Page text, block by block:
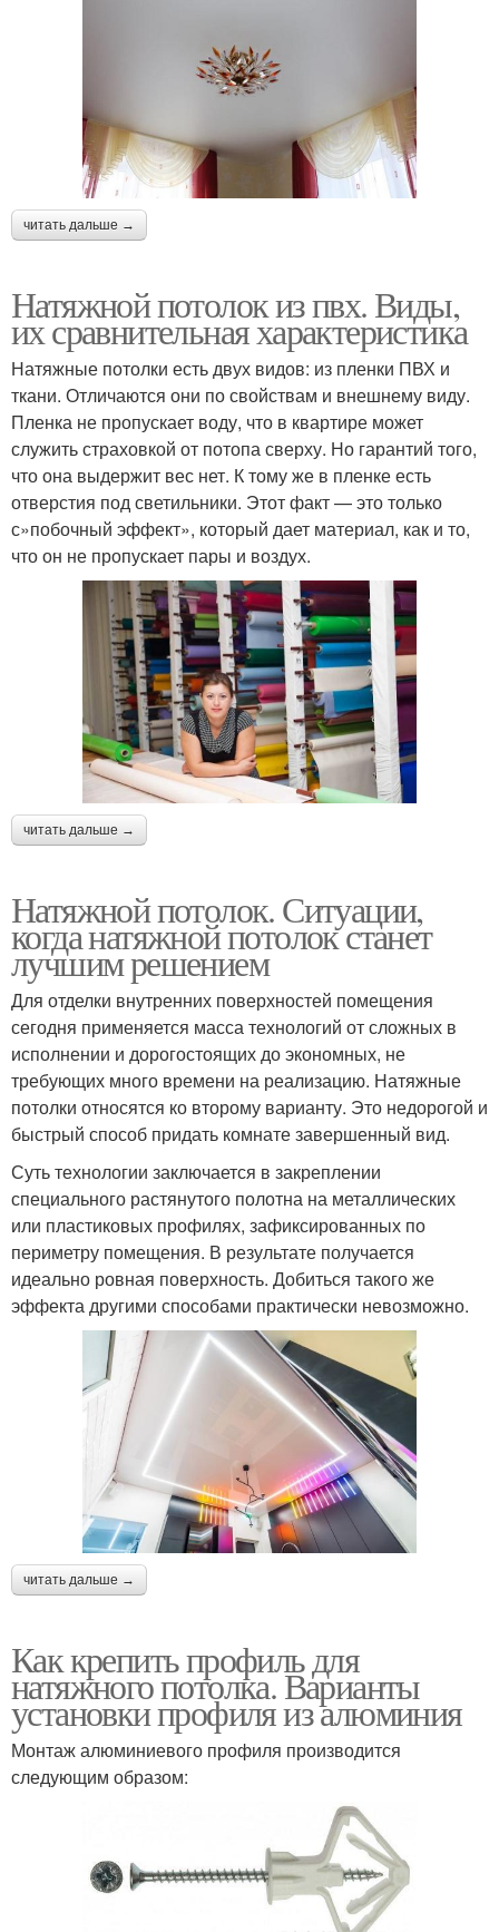
читать дальше →
Натяжной потолок из пвх. Виды,
их сравнительная характеристика
Натяжные потолки есть двух видов: из пленки ПВХ и
ткани. Отличаются они по свойствам и внешнему виду.
Пленка не пропускает воду, что в квартире может
служить страховкой от потопа сверху. Но гарантий того,
что она выдержит вес нет. К тому же в пленке есть
отверстия под светильники. Этот факт — это только
с»побочный эффект», который дает материал, как и то,
что он не пропускает пары и воздух.
читать дальше →
Натяжной потолок. Ситуации,
когда натяжной потолок станет
лучшим решением
Для отделки внутренних поверхностей помещения
сегодня применяется масса технологий от сложных в
исполнении и дорогостоящих до экономных, не
требующих много времени на реализацию. Натяжные
потолки относятся ко второму варианту. Это недорогой и
быстрый способ придать комнате завершенный вид.
Суть технологии заключается в закреплении
специального растянутого полотна на металлических
или пластиковых профилях, зафиксированных по
периметру помещения. В результате получается
идеально ровная поверхность. Добиться такого же
эффекта другими способами практически невозможно.
читать дальше →
Как крепить профиль для
натяжного потолка. Варианты
установки профиля из алюминия
Монтаж алюминиевого профиля производится
следующим образом: